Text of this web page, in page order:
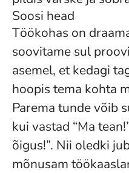
Soosi head
Töökohas on
soovitame sul
asemel, et kedagi
hoopis tema kohta
Parema tunde võib
kui vastad “Ma
õigus!”. Nii oledki
mõnusam